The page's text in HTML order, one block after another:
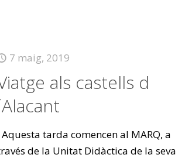
7 maig, 2019
als castells d
Aquesta tarda comencen al MARQ, a
de la Unitat Didàctica de la seva